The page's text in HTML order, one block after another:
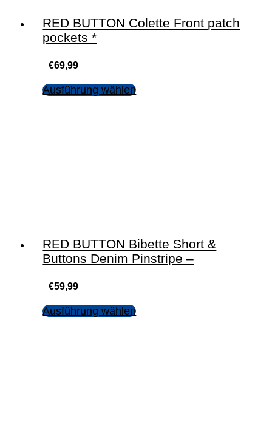
RED BUTTON Colette Front patch
pockets *
€69,99
Ausführung wählen
RED BUTTON Bibette Short &
Buttons Denim Pinstripe –
€59,99
Ausführung wählen